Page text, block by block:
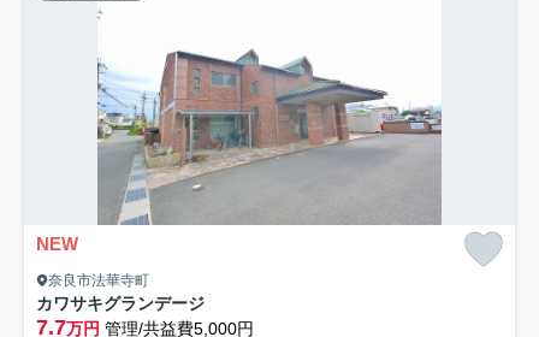
NEW
奈良市法華寺町
カワサキグランデージ
7.7万円 管理/共益費5,000円